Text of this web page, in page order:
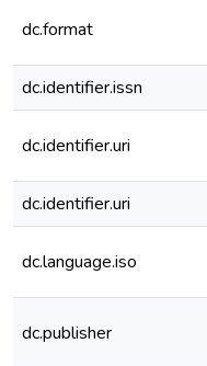
dc.format
dc.identifier.issn
dc.identifier.uri
dc.identifier.uri
dc.language.iso
dc.publisher